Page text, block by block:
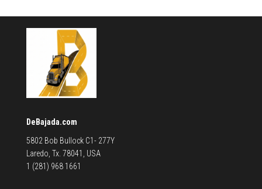
DeBajada.com
5802 Bob Bullock C1- 277Y
Laredo, Tx. 78041, USA
1 (281) 968 1661